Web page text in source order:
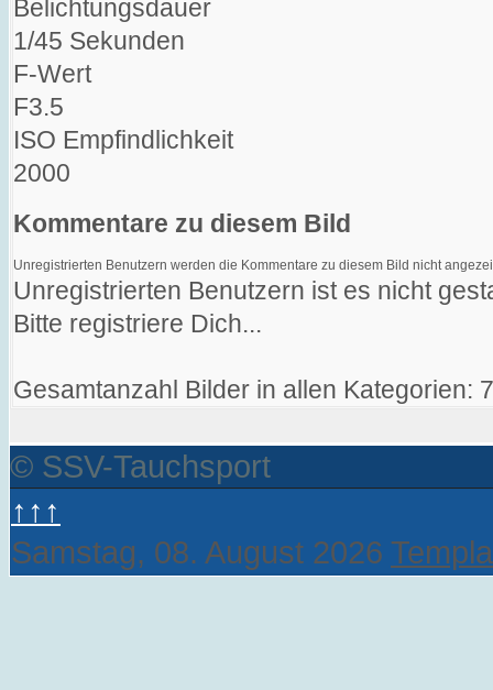
Belichtungsdauer
1/45 Sekunden
F-Wert
F3.5
ISO Empfindlichkeit
2000
Kommentare zu diesem Bild
Unregistrierten Benutzern werden die Kommentare zu diesem Bild nicht
Unregistrierten Benutzern ist es nicht
Bitte registriere Dich...
Gesamtanzahl Bilder in allen Kategorien:
© SSV-Tauchsport
↑↑↑
Samstag, 08. August 2026